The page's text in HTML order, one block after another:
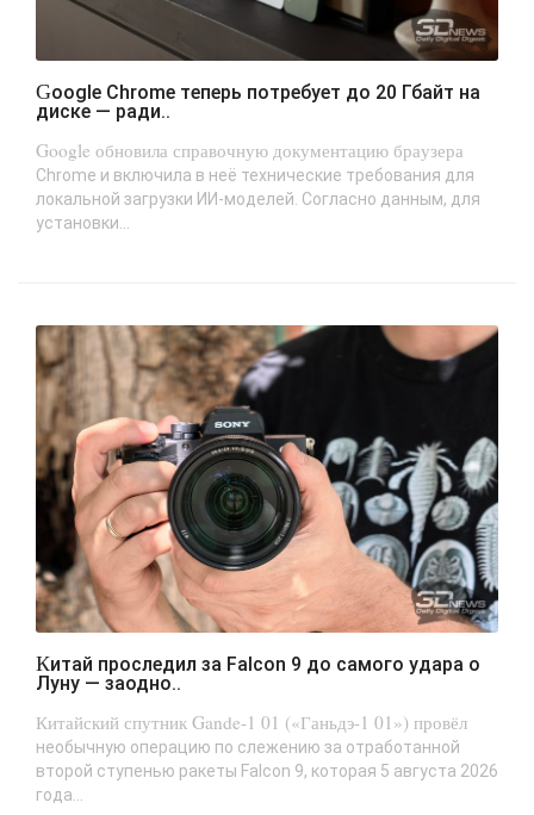
Google Chrome теперь потребует до 20 Гбайт на
диске — ради..
Google обновила справочную документацию браузера
Chrome и включила в неё технические требования для
локальной загрузки ИИ-моделей. Согласно данным, для
установки...
Китай проследил за Falcon 9 до самого удара о
Луну — заодно..
Китайский спутник Gande-1 01 («Ганьдэ-1 01») провёл
необычную операцию по слежению за отработанной
второй ступенью ракеты Falcon 9, которая 5 августа 2026
года...